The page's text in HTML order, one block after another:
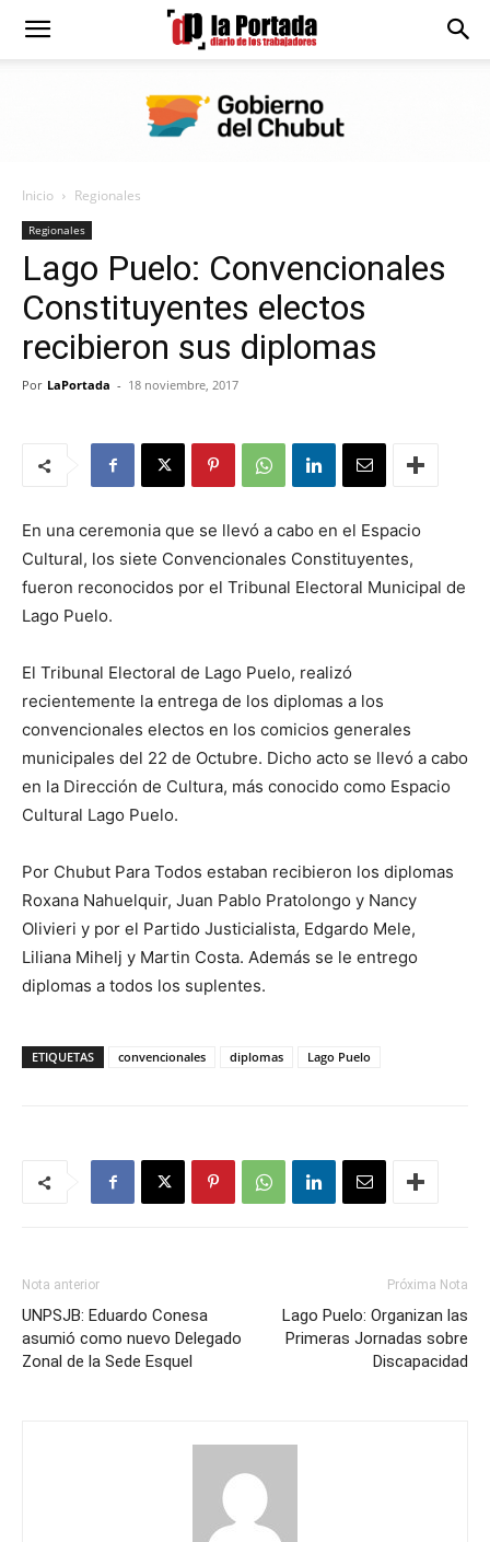
Diario
Portada
Inicio Regionales
Regionales
Lago Puelo: Convencionales
Constituyentes electos
recibieron sus diplomas
Por LaPortada - 18 noviembre, 2017
En una ceremonia que se llevó a cabo en el Espacio
Cultural, los siete Convencionales Constituyentes,
fueron reconocidos por el Tribunal Electoral Municipal de
Lago Puelo.
El Tribunal Electoral de Lago Puelo, realizó
recientemente la entrega de los diplomas a los
convencionales electos en los comicios generales
municipales del 22 de Octubre. Dicho acto se llevó a cabo
en la Dirección de Cultura, más conocido como Espacio
Cultural Lago Puelo.
Por Chubut Para Todos estaban recibieron los diplomas
Roxana Nahuelquir, Juan Pablo Pratolongo y Nancy
Olivieri y por el Partido Justicialista, Edgardo Mele,
Liliana Mihelj y Martin Costa. Además se le entrego
diplomas a todos los suplentes.
ETIQUETAS convencionales diplomas Lago Puelo
Nota anterior
UNPSJB: Eduardo Conesa
asumió como nuevo Delegado
Zonal de la Sede Esquel
Próxima Nota
Lago Puelo: Organizan las
Primeras Jornadas sobre
Discapacidad